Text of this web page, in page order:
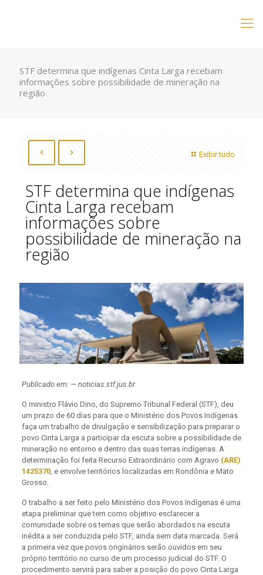
STF determina que indígenas Cinta Larga recebam
informações sobre possibilidade de mineração na
região
Exibir tudo
STF determina que indígenas
Cinta Larga recebam
informações sobre
possibilidade de mineração na
região
Publicado em: — noticias.stf.jus.br
O ministro Flávio Dino, do Supremo Tribunal Federal (STF), deu
um prazo de 60 dias para que o Ministério dos Povos Indígenas
faça um trabalho de divulgação e sensibilização para preparar o
povo Cinta Larga a participar da escuta sobre a possibilidade de
mineração no entorno e dentro das suas terras indígenas. A
determinação foi feita Recurso Extraordinário com Agravo (ARE)
1425370, e envolve territórios localizadas em Rondônia e Mato
Grosso.
O trabalho a ser feito pelo Ministério dos Povos Indígenas é uma
etapa preliminar que tem como objetivo esclarecer a
comunidade sobre os temas que serão abordados na escuta
inédita a ser conduzida pelo STF, ainda sem data marcada. Será
a primeira vez que povos originários serão ouvidos em seu
próprio território no curso de um processo judicial do STF. O
procedimento servirá para saber a posição do povo Cinta Larga